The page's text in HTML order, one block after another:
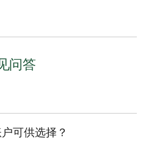
问答
蓄现金而设计的存款账
、中期和长期目标，例
可供选择？